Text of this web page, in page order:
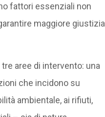
fattori essenziali non
maggiore giustizia
aree di intervento: una
che incidono su
ambientale, ai rifiuti,